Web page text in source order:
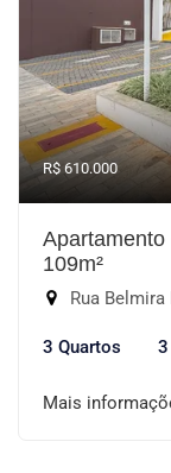
R$ 610.000
Apartamento
109m²
Rua Belmira
3 Quartos
Mais